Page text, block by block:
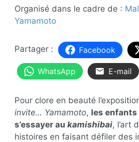
Organisé dans le cadre de :
Yamamoto
Facebook
WhatsApp E-mail
Pour clore en beauté
invite… Yamamoto, les
s’essayer au kamishibai, l’art
histoires en faisant défiler des